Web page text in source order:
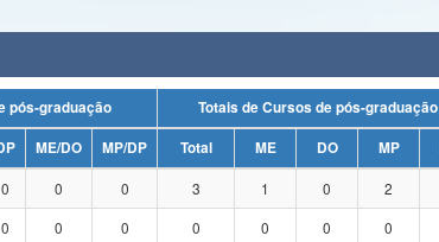
Total de Programas de pós-graduação
Totais de Cursos de pós-graduação
ME/DO MP/DP Total ME DO MP
0 0 0 3 1 0 2
0 0 0 0 0 0 0